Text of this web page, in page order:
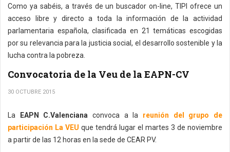
Como ya sabéis, a través de un buscador on-line, TIPI ofrece un
acceso libre y directo a toda la información de la actividad
parlamentaria española, clasificada en 21 temáticas escogidas
por su relevancia para la justicia social, el desarrollo sostenible y la
lucha contra la pobreza.
Convocatoria de la Veu de la EAPN-CV
30 OCTUBRE 2015
La EAPN C.Valenciana convoca a la reunión del grupo de
participación La VEU que tendrá lugar el martes 3 de noviembre
a partir de las 12 horas en la sede de CEAR PV.